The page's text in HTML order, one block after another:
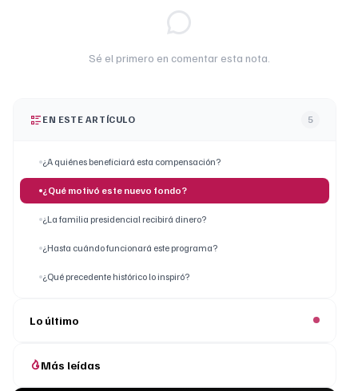
Sé el primero en comentar esta nota.
EN ESTE ARTÍCULO 5
¿A quiénes beneficiará esta compensación?
¿Qué motivó este nuevo fondo?
¿La familia presidencial recibirá dinero?
¿Hasta cuándo funcionará este programa?
¿Qué precedente histórico lo inspiró?
Lo último
Más leídas